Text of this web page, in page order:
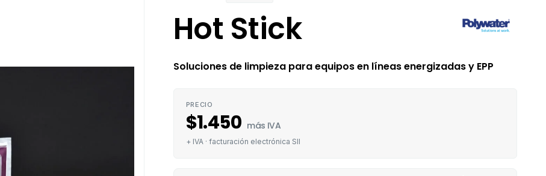
Hot Stick
Soluciones de limpieza para equipos en líneas energizadas y EPP
PRECIO
$1.450 más IVA
+ IVA · facturación electrónica SII